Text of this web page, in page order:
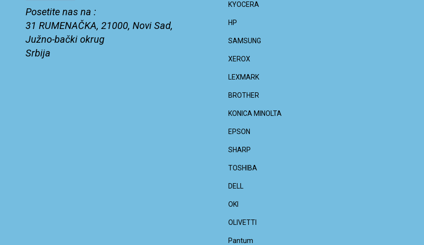
Posetite nas na :
31 RUMENAČKA, 21000, Novi Sad,
Južno-bački okrug
Srbija
KYOCERA
HP
SAMSUNG
XEROX
LEXMARK
BROTHER
KONICA MINOLTA
EPSON
SHARP
TOSHIBA
DELL
OKI
OLIVETTI
Pantum